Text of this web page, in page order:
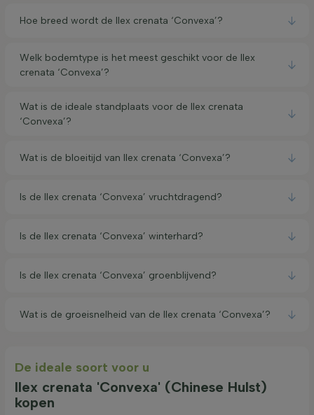
Hoe breed wordt de Ilex crenata ‘Convexa’?
Welk bodemtype is het meest geschikt voor de Ilex
crenata ‘Convexa’?
Wat is de ideale standplaats voor de Ilex crenata
‘Convexa’?
Wat is de bloeitijd van Ilex crenata ‘Convexa’?
Is de Ilex crenata ‘Convexa’ vruchtdragend?
Is de Ilex crenata ‘Convexa’ winterhard?
Is de Ilex crenata ‘Convexa’ groenblijvend?
Wat is de groeisnelheid van de Ilex crenata ‘Convexa’?
De ideale soort voor u
Ilex crenata 'Convexa' (Chinese Hulst)
kopen